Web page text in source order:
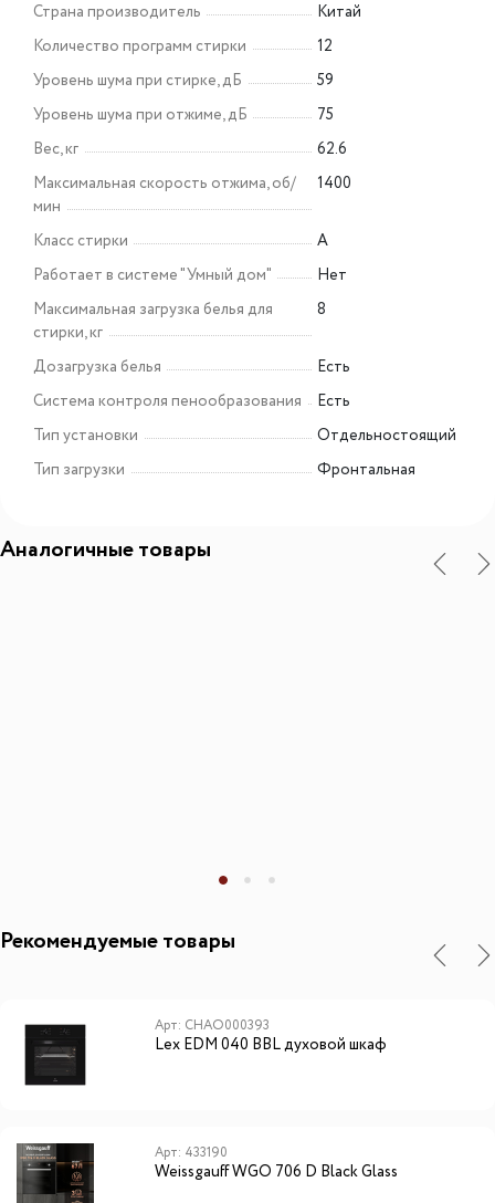
Страна производитель
Китай
Количество программ стирки
12
Уровень шума при стирке, дБ
59
Уровень шума при отжиме, дБ
75
Вес, кг
62.6
Максимальная скорость отжима, об/
мин
1400
Класс стирки
A
Работает в системе "Умный дом"
Нет
Максимальная загрузка белья для
стирки, кг
8
Дозагрузка белья
Есть
Cистема контроля пенообразования
Есть
Тип установки
Отдельностоящий
Тип загрузки
Фронтальная
Аналогичные товары
Рекомендуемые товары
Арт: CHAO000393
Lex EDM 040 BBL духовой шкаф
Арт: 433190
Weissgauff WGO 706 D Black Glass